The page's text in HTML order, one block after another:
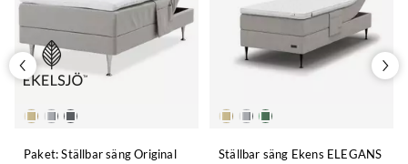
Paket: Ställbar säng Original
Ställbar säng Ekens ELEGANS